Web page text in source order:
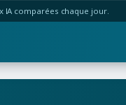
IA comparées chaque jour.